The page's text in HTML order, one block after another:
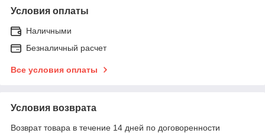
Условия оплаты
Наличными
Безналичный расчет
Все условия оплаты
Условия возврата
Возврат товара в течение 14 дней по договоренности